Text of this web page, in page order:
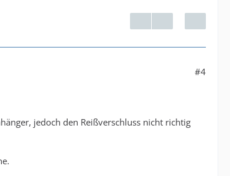
#4
jedoch den Reißverschluss nicht richtig